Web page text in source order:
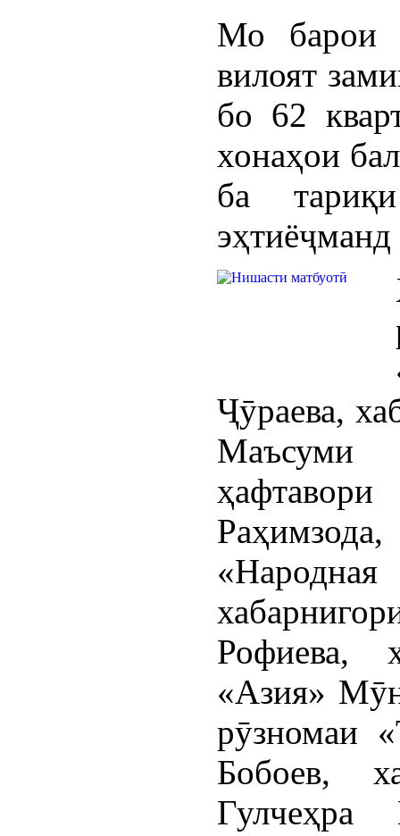
Мо барои
вилоят
бо 62
хонаҳои
ба
Ҷӯраева,
Маъсуми
«Народная
Рофиева,
«Азия»
рӯзномаи
Бобоев,
Гулчеҳра